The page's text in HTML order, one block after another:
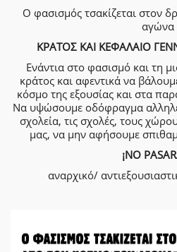
Ο φασισμός τσακίζεται στον
αγώνα
ΚΡΑΤΟΣ ΚΑΙ ΚΕΦΑΛΑΙΟ
Ενάντια στο φασισμό και τη
κράτος και αφεντικά να
κόσμο της εξουσίας και στα
Να υψώσουμε οδόφραγμα
σχολεία, τις σχολές, τους
μας, να μην αφήσουμε
¡NO
αναρχικό/